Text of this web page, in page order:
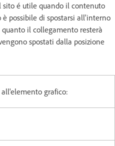
é utile quando il contenuto
possibile di spostarsi all'interno
il collegamento resterà
spostati dalla posizione
grafico: